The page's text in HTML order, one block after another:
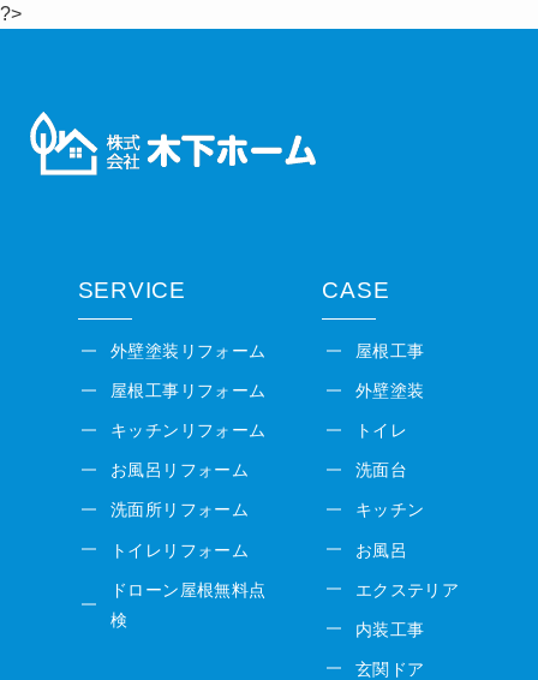
?>
SERVICE
外壁塗装リフォーム
屋根工事リフォーム
キッチンリフォーム
お風呂リフォーム
洗面所リフォーム
トイレリフォーム
ドローン屋根無料点
検
CASE
屋根工事
外壁塗装
トイレ
洗面台
キッチン
お風呂
エクステリア
内装工事
玄関ドア